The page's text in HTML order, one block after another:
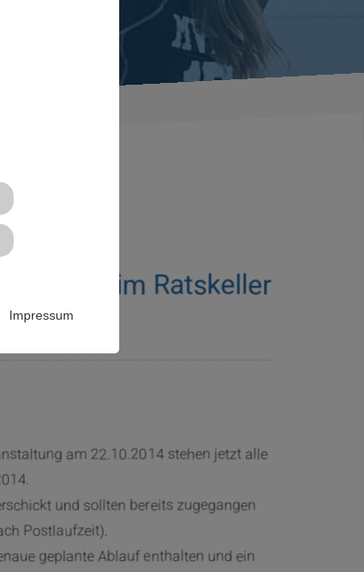
Impressum
Uhr im Ratskeller
am 22.10.2014 stehen jetzt alle
und sollten bereits zugegangen
Postlaufzeit).
geplante Ablauf enthalten und ein